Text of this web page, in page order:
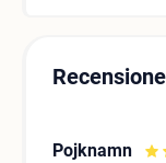
Pojknamn